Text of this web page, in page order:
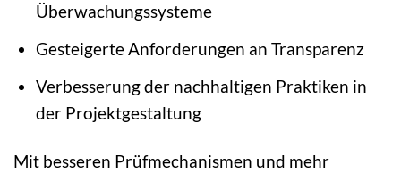
Überwachungssysteme
Gesteigerte Anforderungen an Transparenz
Verbesserung der nachhaltigen Praktiken in
der Projektgestaltung
Mit besseren Prüfmechanismen und mehr